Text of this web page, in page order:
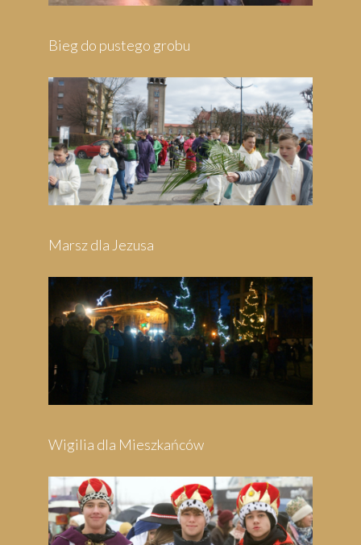
Bieg do pustego grobu
Marsz dla Jezusa
Wigilia dla Mieszkańców